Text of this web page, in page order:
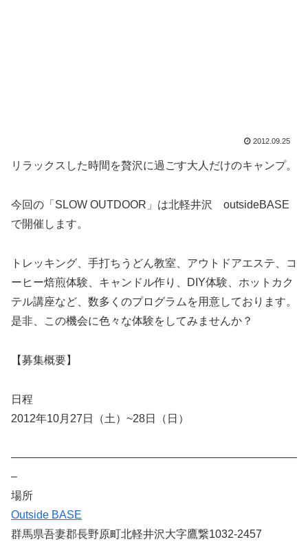
2012.09.25
リラックスした時間を贅沢に過ごす大人だけのキャンプ。
今回の「SLOW OUTDOOR」は北軽井沢 outsideBASE
で開催します。
トレッキング、手打ちうどん教室、アウトドアエステ、コ
ーヒー焙煎体験、キャンドル作り、DIY体験、ホットカク
テル講座など、数多くのプログラムを用意しております。
是非、この機会に色々な体験をしてみませんか？
【募集概要】
日程
2012年10月27日（土）~28日（日）
——————————————————————————
–
場所
Outside BASE
群馬県吾妻郡長野原町北軽井沢大字鷹繋1032-2457